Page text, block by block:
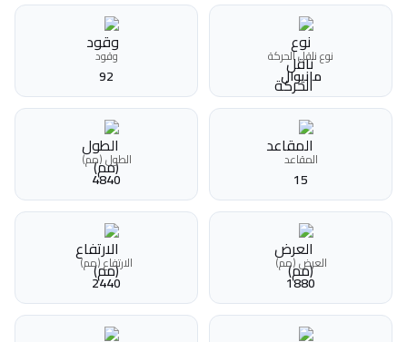
نوع ناقل الحركة
مانيوال
وقود
92
المقاعد
15
الطول (مم)
4840
العرض (مم)
1880
الارتفاع (مم)
2440